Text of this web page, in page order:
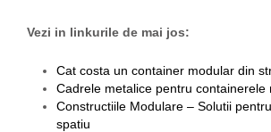
Vezi in linkurile de mai jos:
Cat costa un container modular din
Cadrele metalice pentru containerele
Constructiile Modulare – Solutii
spatiu